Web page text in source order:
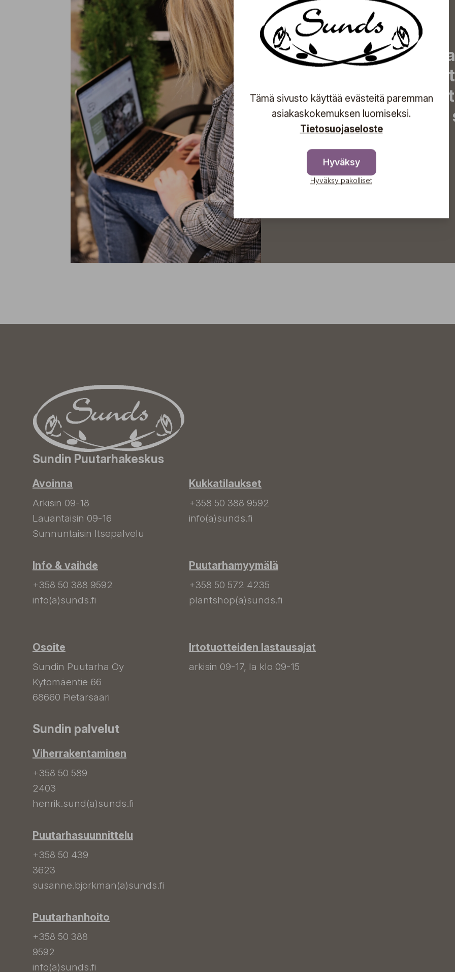
Tilaa uutiskirjeemme
uutiset, eksklusiiviset
inspiroivat vinkit sekä
tapahtumista suoraan
Sundin Puutarhakeskus
Avoinna
Arkisin 09-18
Lauantaisin 09-16
Sunnuntaisin Itsepalvelu
Info & vaihde
+358 50 388 9592
info(a)sunds.fi
Osoite
Sundin Puutarha Oy
Kytömäentie 66
68660 Pietarsaari
Kukkatilaukset
+358 50 388 9592
info(a)sunds.fi
Puutarhamyymälä
+358 50 572 4235
plantshop(a)sunds.fi
Irtotuotteiden lastausajat
arkisin 09-17, la klo 09-15
Sundin palvelut
Viherrakentaminen
+358 50 589
2403
henrik.sund(a)sunds.fi
Puutarhasuunnittelu
+358 50 439
3623
susanne.bjorkman(a)sunds.fi
Puutarhanhoito
+358 50 388
9592
info(a)sunds.fi
Tämä sivusto käyttää evästeitä paremman
asiakaskokemuksen luomiseksi.
Tietosuojaseloste
Hyväksy
Hyväksy pakolliset